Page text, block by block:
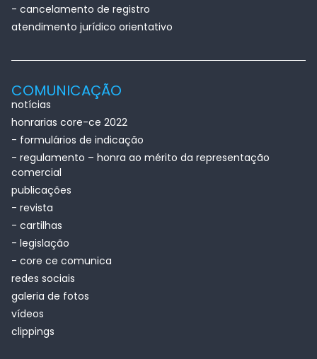
- cancelamento de registro
atendimento jurídico orientativo
COMUNICAÇÃO
notícias
honrarias core-ce 2022
- formulários de indicação
- regulamento – honra ao mérito da representação
comercial
publicações
- revista
- cartilhas
- legislação
- core ce comunica
redes sociais
galeria de fotos
vídeos
clippings